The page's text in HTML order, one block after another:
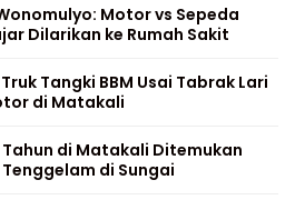
Motor vs Sepeda
Dilarikan ke Rumah Sakit
Tangki BBM Usai Tabrak Lari
di Matakali
di Matakali Ditemukan
di Sungai